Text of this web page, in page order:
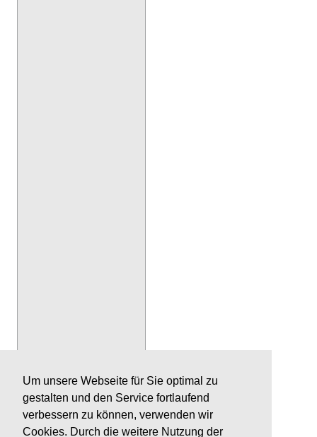
Um unsere Webseite für Sie optimal zu
gestalten und den Service fortlaufend
verbessern zu können, verwenden wir
Cookies. Durch die weitere Nutzung der